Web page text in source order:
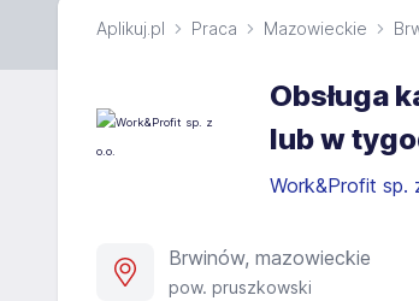
Aplikuj.pl Praca Mazowieckie
Obsługa
lub w
Work&Profit sp.
Brwinów, mazowieckie
pow. pruszkowski